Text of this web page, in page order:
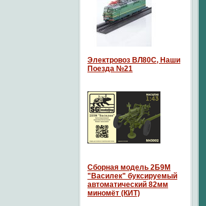
Электровоз ВЛ80С, Наши
Поезда №21
Сборная модель 2Б9М
"Василек" буксируемый
автоматический 82мм
миномёт (КИТ)